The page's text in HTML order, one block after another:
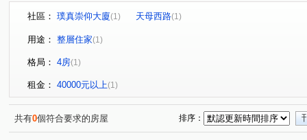
社區： 璞真崇仰大廈(1) 天母西路(1)
用途： 整層住家(1)
格局： 4房(1)
租金： 40000元以上(1)
共有0個符合要求的房屋 排序：